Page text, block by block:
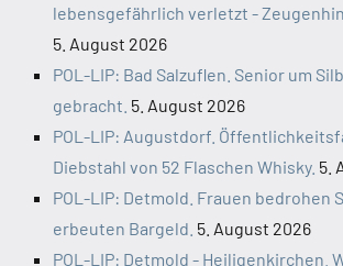
lebensgefährlich verletzt -
5. August 2026
POL-LIP: Bad Salzuflen. Senior um
gebracht. 5. August 2026
POL-LIP: Augustdorf.
Diebstahl von 52 Flaschen Whisky. 5.
POL-LIP: Detmold. Frauen bedrohen
erbeuten Bargeld. 5. August 2026
POL-LIP: Detmold - Heiligenkirchen.